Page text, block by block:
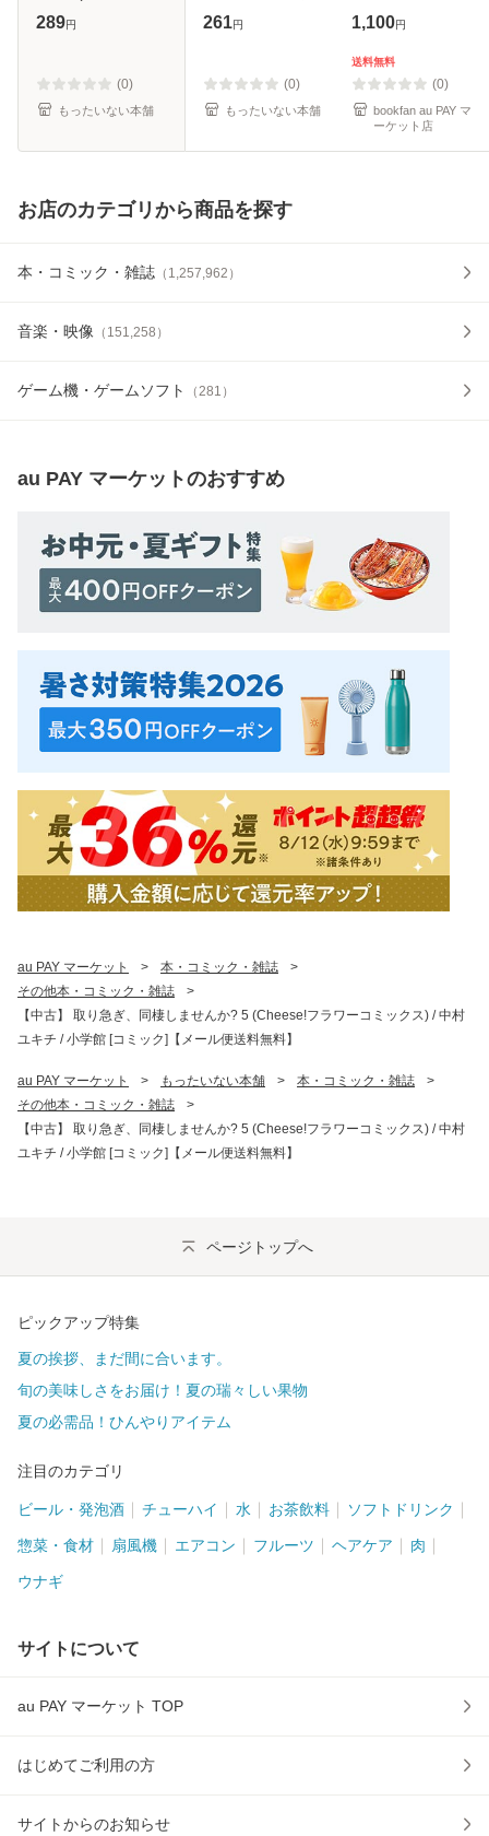
ラワーコミックス)
ール便送料無料】
289円
(0)
もったいない本舗
[文庫]【メール便送
261円
(0)
もったいない本舗
1,100円
送料無料
(0)
bookfan au PAY マ
ーケット店
お店のカテゴリから商品を探す
本・コミック・雑誌 （ 1,257,962 ）
音楽・映像 （ 151,258 ）
ゲーム機・ゲームソフト （281 ）
au PAY マーケットのおすすめ
au PAY マーケット > 本・コミック・雑誌
>
その他本・コミック・雑誌
>
【中古】 取り急ぎ、同棲しませんか? 5 (Cheese!フラワーコミックス) / 中村
ユキチ / 小学館 [コミック]【メール便送料無料】
au PAY マーケット > もったいない本舗 > 本・コミック・雑誌
>
その他本・コミック・雑誌
>
【中古】 取り急ぎ、同棲しませんか? 5 (Cheese!フラワーコミックス) / 中村
ユキチ / 小学館 [コミック]【メール便送料無料】
ページトップへ
ピックアップ特集
夏の挨拶、まだ間に合います。
旬の美味しさをお届け！夏の瑞々しい果物
夏の必需品！ひんやりアイテム
注目のカテゴリ
ビール・発泡酒 チューハイ 水 お茶飲料 ソフトドリンク
惣菜・食材 扇風機 エアコン フルーツ ヘアケア 肉
ウナギ
サイトについて
au PAY マーケット TOP
はじめてご利用の方
サイトからのお知らせ